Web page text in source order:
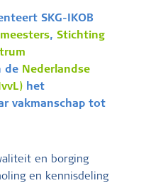
SKG-IKOB
, Stichting
de Nederlandse
het
vakmanschap tot
en borging
en kennisdeling